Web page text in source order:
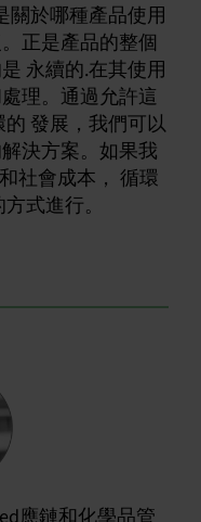
關於哪種產品使用
正是產品的整個
永續的.在其使用
理。通過允許這
發展，我們可以
決方案。如果我
社會成本， 循環
式進行。